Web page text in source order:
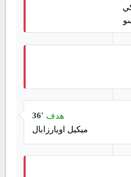
36' هدف
ميكيل اويارزابال